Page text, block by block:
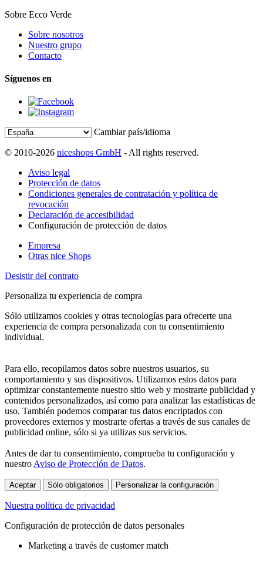
Sobre Ecco Verde
Sobre nosotros
Nuestro grupo
Contacto
Síguenos en
Cambiar país/idioma
© 2010-2026 niceshops GmbH - All rights reserved.
Aviso legal
Protección de datos
Condiciones generales de contratación y política de
revocación
Declaración de accesibilidad
Configuración de protección de datos
Empresa
Otras nice Shops
Desistir del contrato
Personaliza tu experiencia de compra
Sólo utilizamos cookies y otras tecnologías para ofrecerte una
experiencia de compra personalizada con tu consentimiento
individual.
Para ello, recopilamos datos sobre nuestros usuarios, su
comportamiento y sus dispositivos. Utilizamos estos datos para
optimizar constantemente nuestro sitio web y mostrarte publicidad y
contenidos personalizados, así como para analizar las estadísticas de
uso. También podemos comparar tus datos encriptados con
proveedores externos y mostrarte ofertas a través de sus canales de
publicidad online, sólo si ya utilizas sus servicios.
Antes de dar tu consentimiento, comprueba tu configuración y
nuestro Aviso de Protección de Datos.
Aceptar Sólo obligatorios Personalizar la configuración
Nuestra política de privacidad
Configuración de protección de datos personales
Marketing a través de customer match